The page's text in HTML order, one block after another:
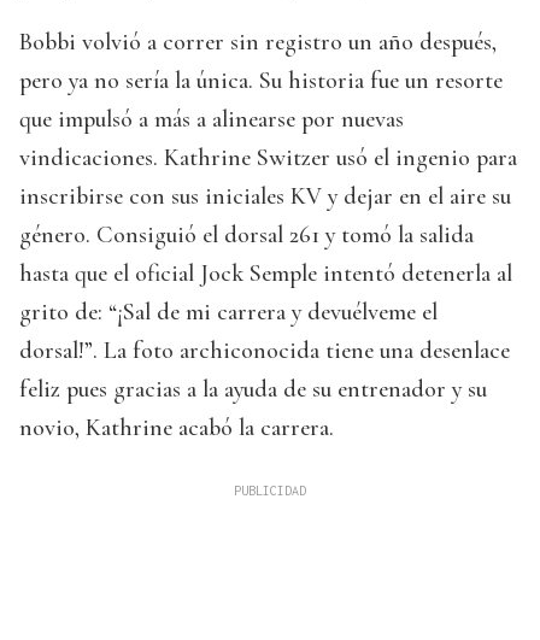
Bobbi volvió a correr sin registro un año después,
pero ya no sería la única. Su historia fue un resorte
que impulsó a más a alinearse por nuevas
vindicaciones. Kathrine Switzer usó el ingenio para
inscribirse con sus iniciales KV y dejar en el aire su
género. Consiguió el dorsal 261 y tomó la salida
hasta que el oficial Jock Semple intentó detenerla al
grito de: “¡Sal de mi carrera y devuélveme el
dorsal!”. La foto archiconocida tiene una desenlace
feliz pues gracias a la ayuda de su entrenador y su
novio, Kathrine acabó la carrera.